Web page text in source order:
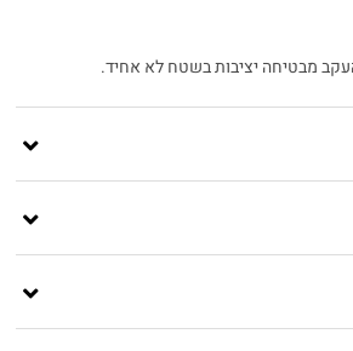
מבטיחה יציבות בשטח לא אחיד.